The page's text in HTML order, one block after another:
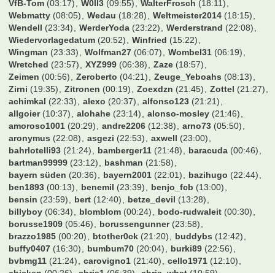
(04:51) Simon Westwood SimonE
(01:07)
Simon_089(18:37) (22:35)
(22:37) Snx_FCB (10:58) SoccerFreak
(00:03)
(00:38) Spargo(11:45) Spatzl
(00:59)
Speedy
(22:28) Sportallrounder85 (01:20) Spreitzer
(23:52)
Sprudelhuhn
(21:53) Stef_an (00:01) StefanNBY
Steffi123 (00:19) Steve_McManaman
(08:37)
StgtHofbraeu
Stormbiker (18:27) Stowasser
(03:29)
StubbyBVB
(14:11) Sturmi74 (22:18) Suedtribuene
TGR
(19:41) TH2802 (20:25) TSV T_1904 (18:03)
Talant (23:06) Taro93
(10:24)
Terrortroll
(05:09) The1AndOnly (20:38) Thomas1860
(06:40) Ticketchef2006 (22:32) Tiger
Timmy TimoStr (01:05)
Titanium
(21:44) ToDo1909 (20:03) Tobi05
(19:53)
Tobitobsen
(23:16) (01:04) Tom15.32
(23:02)
(22:06) Tom_1977 (10:28) ToniKroos
(02:38)
Toredo(23:53) Torhunger6 (16:39)
(01:55)
(10:57) UdoKannJudo (07:01) Unikat
(22:29) Vantheman (00:26) Varela(01:40)
VfB-Tom
(03:17) W0ll3 WalterFrosch
(18:11)
Webmatty(08:05) Wedau (18:28) Weltmeister2014
(18:15)